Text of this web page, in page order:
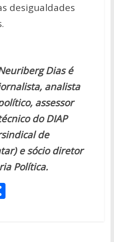
desigualdades
Dias é
analista
assessor
do DIAP
de
e sócio diretor
Política.
S